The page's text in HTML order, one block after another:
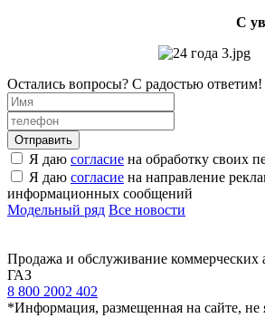
С
Остались вопросы? С радостью ответим!
Я даю согласие на обработку своих
Я даю согласие на направление
информационных сообщений
Модельный ряд Все новости
Продажа и обслуживание коммерческих
ГАЗ
8 800 2002 402
*Информация, размещенная на сайте, не